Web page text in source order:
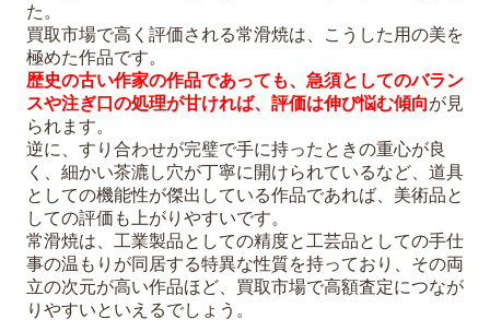
た。
買取市場で高く評価される常滑焼は、こうした用の美を
極めた作品です。
歴史の古い作家の作品であっても、急須としてのバラン
スや注ぎ口の処理が甘ければ、評価は伸び悩む傾向が見
られます。
逆に、すり合わせが完璧で手に持ったときの重心が良
く、細かい茶漉し穴が丁寧に開けられているなど、道具
としての機能性が傑出している作品であれば、美術品と
しての評価も上がりやすいです。
常滑焼は、工業製品としての精度と工芸品としての手仕
事の温もりが同居する特異な性質を持っており、その両
立の次元が高い作品ほど、買取市場で高額査定につなが
りやすいといえるでしょう。